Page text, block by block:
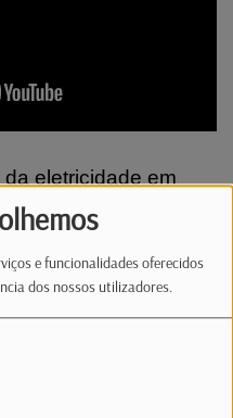
e funcionalidades oferecidos
dos nossos utilizadores.
eletricidade em
um dos países da
crescimento do